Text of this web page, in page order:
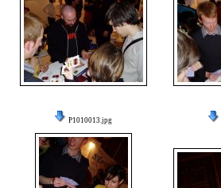
P1010013.jpg